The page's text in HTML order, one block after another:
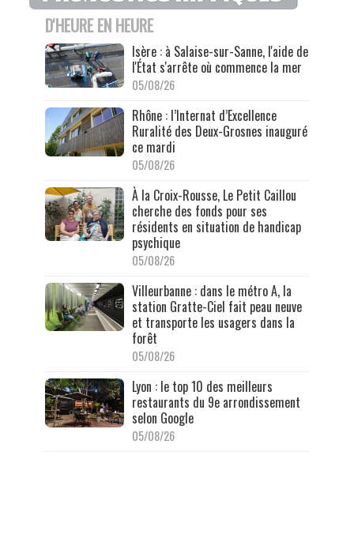
D'HEURE EN HEURE
Isère : à Salaise-sur-Sanne, l'aide de
l'État s'arrête où commence la mer
05/08/26
Rhône : l’Internat d’Excellence
Ruralité des Deux-Grosnes inauguré
ce mardi
05/08/26
À la Croix-Rousse, Le Petit Caillou
cherche des fonds pour ses
résidents en situation de handicap
psychique
05/08/26
Villeurbanne : dans le métro A, la
station Gratte-Ciel fait peau neuve
et transporte les usagers dans la
forêt
05/08/26
Lyon : le top 10 des meilleurs
restaurants du 9e arrondissement
selon Google
05/08/26